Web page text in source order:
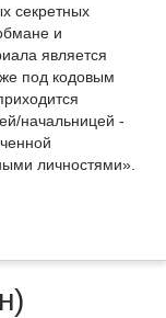
секретных
и
является
под кодовым
начальницей -
личностями».